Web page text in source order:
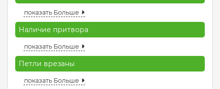
показать Больше
Наличие притвора
показать Больше
Петли врезаны
показать Больше